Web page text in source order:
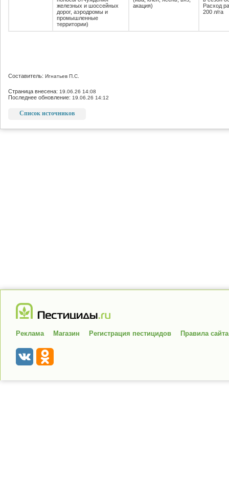
железных и шоссейных
дорог, аэродромы и
промышленные
территории)
акация)
Расход
200 л/га
Составитель: Игнатьев П.С.
Страница внесена: 19.06.26 14:08
Последнее обновление: 19.06.26 14:12
Список источников
Реклама Магазин Регистрация пестицидов Правила сайта